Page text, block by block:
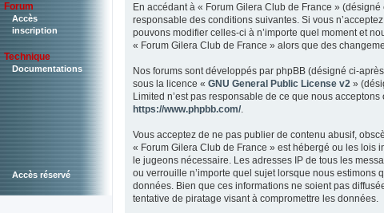
Forum
Accès
inscription
Technique
Documentations
Accès réservé
En accédant à « Forum Gilera Club de France »
responsable des conditions suivantes. Si vous
pouvons modifier celles-ci à n’importe quel moment et
« Forum Gilera Club de France » alors que des
Nos forums sont développés par phpBB (désigné ci-
sous la licence « GNU General Public License v2 »
Limited n’est pas responsable de ce que nous
https://www.phpbb.com/
Vous acceptez de ne pas publier de contenu abusif,
« Forum Gilera Club de France » est hébergé ou les lois
le jugeons nécessaire. Les adresses IP de tous les
ou verrouille n’importe quel sujet lorsque nous estimons
données. Bien que ces informations ne soient pas
tentative de piratage visant à compromettre les données.